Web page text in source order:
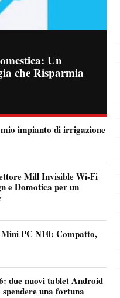
Un
che Risparmia
impianto di irrigazione
Mill Invisible Wi-Fi
e Domotica per un
PC N10: Compatto,
due nuovi tablet Android
una fortuna